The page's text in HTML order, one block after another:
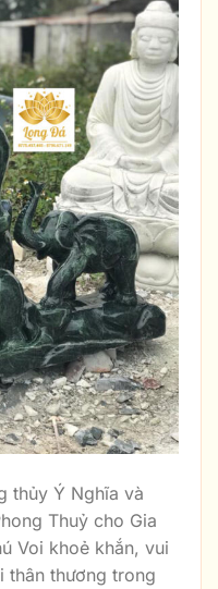
thủy Ý Nghĩa và
Thuỷ cho Gia
Voi khoẻ khắn, vui
thân thương trong